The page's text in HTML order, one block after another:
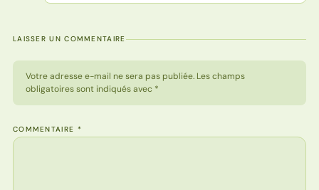
LAISSER UN COMMENTAIRE
Votre adresse e-mail ne sera pas publiée. Les champs
obligatoires sont indiqués avec *
COMMENTAIRE *